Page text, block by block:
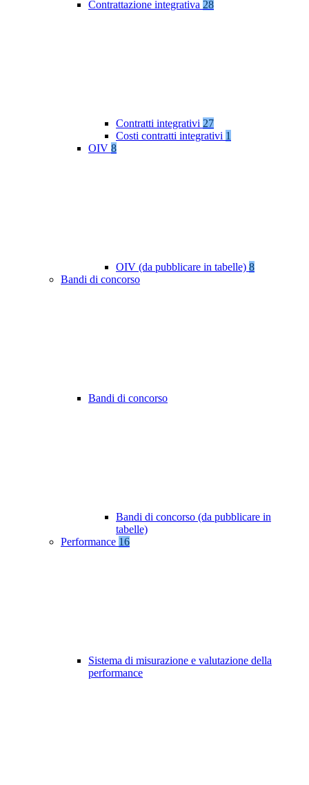
Contrattazione integrativa 28
Contratti integrativi 27
Costi contratti integrativi 1
OIV 8
OIV (da pubblicare in tabelle) 8
Bandi di concorso
Bandi di concorso
Bandi di concorso (da pubblicare in
tabelle)
Performance 16
Sistema di misurazione e valutazione della
performance